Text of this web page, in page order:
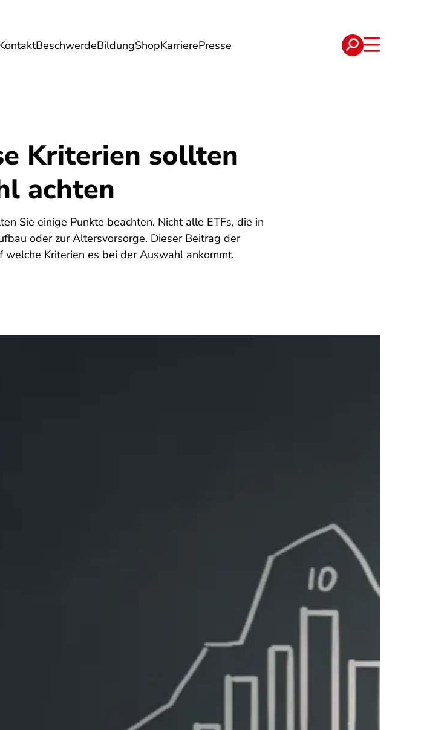
BeschwerdeBildungShopKarrierePresse
Energie Reise Verträge
Kriterien sollten
achten
Sie einige Punkte beachten. Nicht alle ETFs, die in
oder zur Altersvorsorge. Dieser Beitrag der
Kriterien es bei der Auswahl ankommt.